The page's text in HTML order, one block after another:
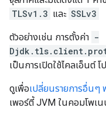
TLSv1.3 และ SSLv3
ตัวอย่างเช่น การตั้งค่า -
เป็นการเปิดใช้ไคลเอ็นต์ โ
ดูเพื่อเปลี่ยนรายการอื่นๆ
เพอร์ตี้ JVM ในคอมโพเ